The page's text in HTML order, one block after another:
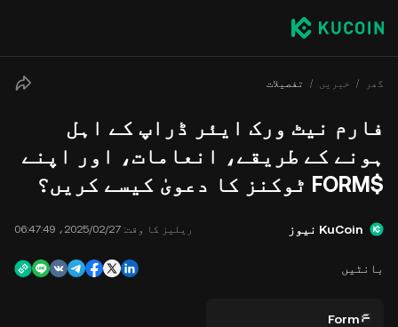
گھر خبریں تفصیلات
فارم نیٹ ورک ایئر ڈراپ کے اہل
ہونے کے طریقے، انعامات، اور اپنے
$FORM ٹوکنز کا دعویٰ کیسے کریں؟
KuCoin نیوز ریلیز کا وقت: 27‏/02‏/2025، 06:47:49
بانٹیں
Form